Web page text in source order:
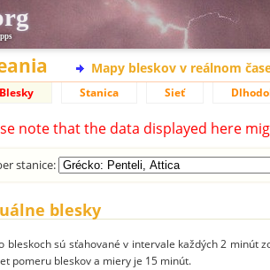
Mapy bleskov v reálnom
Blesky Stanica Sieť
note that the data displayed here
stanice:
blesky
bleskoch sú sťahované v intervale každých 2 minút
pomeru bleskov a miery je 15 minút.